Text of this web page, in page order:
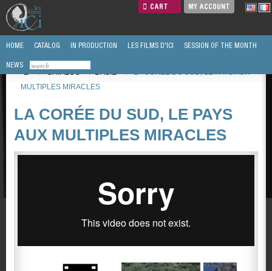
CART MY ACCOUNT
HOME CATALOG IN PRODUCTION LES FILMS D'ICI SESSION OF THE MONTH
NEWS
/
CATALOG / L'ASIE /
LA CORÉE DU SUD, LE PAYS AUX
MULTIPLES MIRACLES
LA CORÉE DU SUD, LE PAYS
AUX MULTIPLES MIRACLES